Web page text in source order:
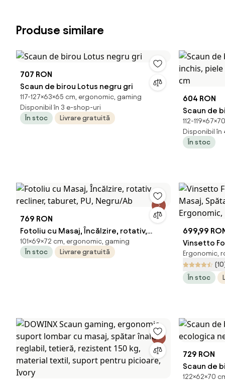
Produse similare
707 RON
Scaun de birou Lotus negru gri
117-127×63×65 cm, ergonomic, gaming
Disponibil în 3 e-shop-uri
În stoc
Livrare gratuită
604 RON
Scaun de
piele
112-
Disponibil
În stoc
769 RON
Fotoliu cu Masaj, Încălzire, rotativ,
recliner, taburet, PU, Negru/Ab
101×69×72 cm, ergonomic, gaming
În stoc
Livrare gratuită
699,99
Vinsetto
Masaj,
Ergonomic,
În stoc
729 RON
Scaun de
ecologica
122×62×70